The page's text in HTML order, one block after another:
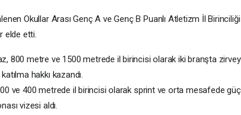
Okullar Arası Genç A ve Genç B Puanlı Atletizm İl
elde etti.
800 metre ve 1500 metrede il birincisi olarak iki branşta
hakkı kazandı.
ve 400 metrede il birincisi olarak sprint ve orta mesafede
vizesi aldı.